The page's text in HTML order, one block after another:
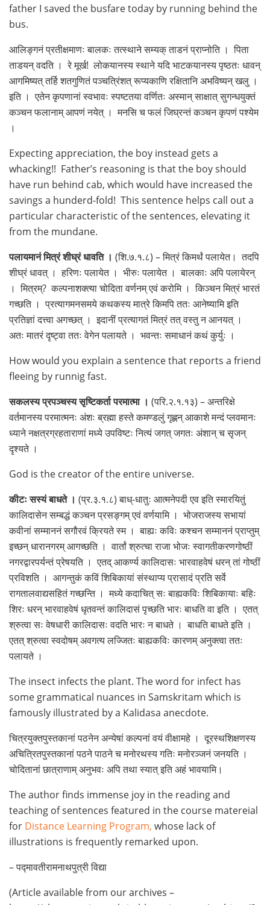
father I saved the busfare today by running behind the
bus.
आलिङ्गनं प्रतीक्षमाणः बालकः तत्स्थाने सम्यक् ताडनं प्राप्नोति । पिता
ताडयन् वदति । रे मूर्ख! लोकयानस्य स्थाने यदि भाटकयानस्य पृष्ठतः धावन्
आगमिष्यत् तर्हि शतगुणितं पञ्चत्रिंशत् रूप्यकाणि रक्षितानि अभविष्यन् खलु ।
इति । एतेन कृपणानां स्वभावः स्पष्टतया वर्णितः अस्मान् साक्षात् सुगन्धयुक्तं
कञ्चन फलानाम् आपणं नयेत् । मनसि च फलं जिघ्रन्तं कञ्चन कृपणं पश्येम
।
Expecting appreciation, the boy instead gets a
whacking!! Father’s reasoning is that the boy should
have run behind cab, which would have increased the
savings a hunderd-fold! This sentence helps call out a
particular characteristic of the sentences, elevating it
from the mundane.
पलायमानं मित्रं शीघ्रं धावति । (शि.७.१.८) – मित्रं किमर्थं पलायेत। तदपि
शीघ्रं धावत् । हरिणः पलायेत । भीरुः पलायेत । बालकाः अपि पलायेरन्
। मित्रम्? कल्पनाशक्त्या चोदिता वर्णनम् एवं करोमि । किञ्चन मित्रं भारतं
गच्छति । प्रत्यागमनसमये कथकस्य मात्रे किमपि ततः आनेष्यामि इति
प्रतिज्ञां दत्त्वा अगच्छत् । इदानीं प्रत्यागतं मित्रं तत् वस्तु न आनयत् ।
अतः मातरं दृष्ट्वा ततः वेगेन पलायते । भवन्तः समाधानं कथं कुर्युः ।
How would you explain a sentence that reports a friend
fleeing by runnig fast.
सकलस्य प्रपञ्चस्य सृष्टिकर्ता परमात्मा । (परि.२.१.१३) – अन्तरिक्षे
वर्तमानस्य परमात्मनः अंशः ब्रह्मा हस्ते कमण्डलुं गृह्णन् आकाशे मन्दं प्लवमानः
ध्याने नक्षत्रग्रहताराणां मध्ये उपविष्टः नित्यं जगत् जगतः अंशान् च सृजन्
दृश्यते ।
God is the creator of the entire universe.
कीटः सस्यं बाधते । (प्र.३.१.८) बाध्-धातुः आत्मनेपदी एव इति स्मारयितुं
कालिदासेन सम्बद्धं कञ्चन प्रसङ्गम् एवं वर्णयामि । भोजराजस्य सभायां
कवीनां सम्माननं सगौरवं क्रियते स्म । बाह्यः कविः कश्चन सम्माननं प्राप्तुम्
इच्छन् धारानगरम् आगच्छति । वार्तां श्रुत्चा राजा भोजः स्वागतीकरणगोष्ठीं
नगरद्वारपर्यन्तं प्रेषयति । एतद् आकर्ण्य कालिदासः भारवाहवेषं धरन् तां गोष्ठीं
प्रविशति । आगन्तुकं कविं शिबिकायां संस्थाप्य प्रासादं प्रति सर्वे
रागतालवाद्यसहितं गच्छन्ति । मध्ये कदाचित् सः बाह्यकविः शिबिकायाः बहिः
शिरः धरन् भारवाहवेषं धृतवन्तं कालिदासं पृच्छति भारः बाधति वा इति । एतत्
श्रुत्वा सः वेषधारी कालिदासः वदति भारः न बाधते । बाधति बाधते इति ।
एतत् श्रुत्वा स्वदोषम् अवगत्य लज्जितः बाह्यकविः कारणम् अनुक्त्वा ततः
पलायते ।
The insect infects the plant. The word for infect has
some grammatical nuances in Samskritam which is
famously illustrated by a Kalidasa anecdote.
चित्रयुक्तपुस्तकानां पठनेन अन्येषां कल्पनां वयं वीक्षामहे । दूरस्थशिक्षणस्य
अचित्रितपुस्तकानां पठने पाठने च मनोरथस्य गतिः मनोरञ्जनं जनयति ।
चोदितानां छात्राणाम् अनुभवः अपि तथा स्यात् इति अहं भावयामि।
The author finds immense joy in the reading and
teaching of sentences featured in the course matereial
for Distance Learning Program, whose lack of
illustrations is frequently remarked upon.
– पद्मावतीरामनाथपुत्री विद्या
(Article available from our archives –